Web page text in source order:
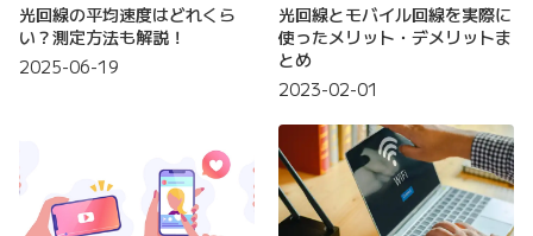
光回線の平均速度はどれくら
い？測定方法も解説！
2025-06-19
光回線とモバイル回線を実際に
使ったメリット・デメリットま
とめ
2023-02-01